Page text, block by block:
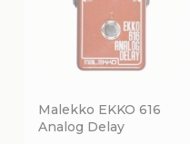
Malekko EKKO 616
Analog Delay